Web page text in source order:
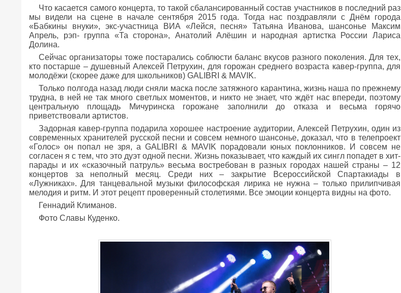
Что касается самого концерта, то такой сбалансированный состав участников в последний раз
мы видели на сцене в начале сентября 2015 года. Тогда нас поздравляли с Днём города
«Бабкины внуки», экс-участница ВИА «Лейся, песня» Татьяна Иванова, шансонье Максим
Апрель, рэп- группа «Та сторона», Анатолий Алёшин и народная артистка России Лариса
Долина.
Сейчас организаторы тоже постарались соблюсти баланс вкусов разного поколения. Для тех,
кто постарше – душевный Алексей Петрухин, для горожан среднего возраста кавер-группа, для
молодёжи (скорее даже для школьников) GALIBRI & MAVIK.
Только полгода назад люди сняли маска после затяжного карантина, жизнь наша по прежнему
трудна, в ней не так много светлых моментов, и никто не знает, что ждёт нас впереди, поэтому
центральную площадь Мичуринска горожане заполнили до отказа и весьма горячо
приветствовали артистов.
Задорная кавер-группа подарила хорошее настроение аудитории, Алексей Петрухин, один из
современных хранителей русской песни и совсем немного шансонье, доказал, что в телепроект
«Голос» он попал не зря, а GALIBRI & MAVIK порадовали юных поклонников. И совсем не
согласен я с тем, что это дуэт одной песни. Жизнь показывает, что каждый их сингл попадет в хит-
парады и их «сказочный патруль» весьма востребован в разных городах нашей страны – 12
концертов за неполный месяц. Среди них – закрытие Всероссийской Спартакиады в
«Лужниках». Для танцевальной музыки философская лирика не нужна – только прилипчивая
мелодия и ритм. И этот рецепт проверенный столетиями. Все эмоции концерта видны на фото.
Геннадий Климанов.
Фото Славы Куденко.